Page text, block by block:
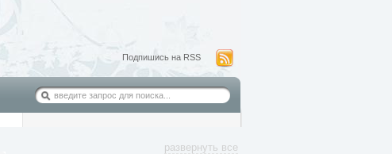
Подпишись на RSS
развернуть все